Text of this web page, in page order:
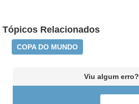
Tópicos Relacionados
COPA DO MUNDO
Viu algum erro?